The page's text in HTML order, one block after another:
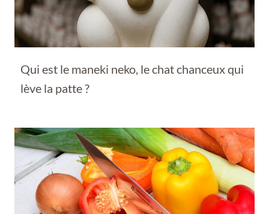
Qui est le maneki neko, le chat chanceux qui
lève la patte ?